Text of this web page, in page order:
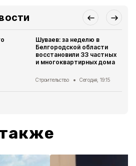
Шуваев: за неделю в
Белгородской области
восстановили 33 частных
и многоквартирных дома
Строительство Сегодня, 19:15